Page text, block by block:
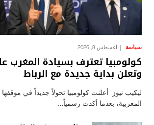
سياسة أغسطس 8, 2026
كولومبيا تعترف بسيادة المغرب
وتعلن بداية جديدة مع الرباط
ليكيب نيوز أعلنت كولومبيا تحولاً جديداً في
المغربية، بعدما أكدت رسمياً…